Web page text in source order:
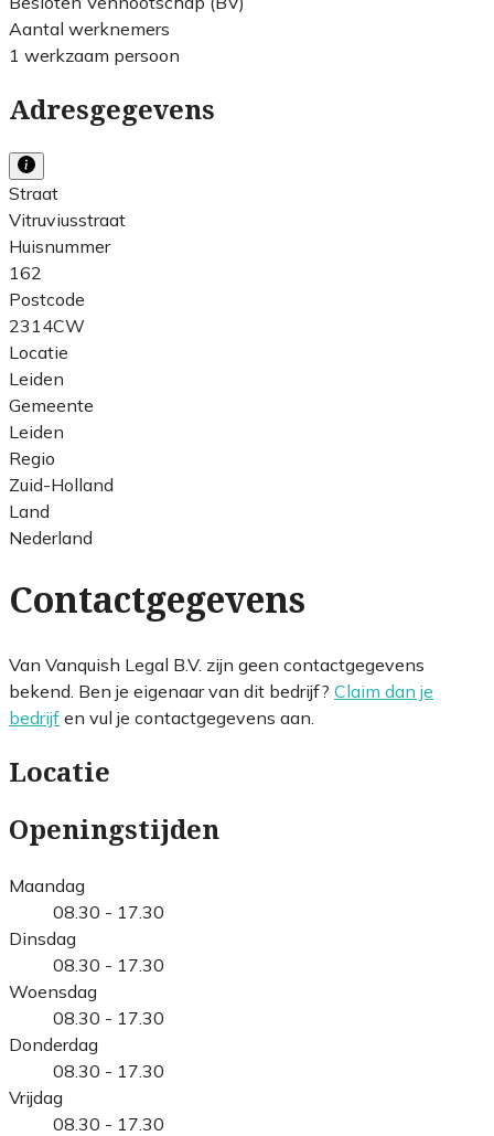
Aantal werknemers
1 werkzaam persoon
Adresgegevens
Straat
Vitruviusstraat
Huisnummer
162
Postcode
2314CW
Locatie
Leiden
Gemeente
Leiden
Regio
Zuid-Holland
Land
Nederland
Contactgegevens
Van Vanquish Legal B.V. zijn geen contactgegevens
bekend. Ben je eigenaar van dit bedrijf? Claim dan je
bedrijf en vul je contactgegevens aan.
Locatie
Openingstijden
Maandag
08.30 - 17.30
Dinsdag
08.30 - 17.30
Woensdag
08.30 - 17.30
Donderdag
08.30 - 17.30
Vrijdag
08.30 - 17.30